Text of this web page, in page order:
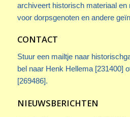
archiveert historisch materiaal en
voor dorpsgenoten en andere
CONTACT
Stuur een mailtje naar
bel naar Henk Hellema [231400]
[269486].
NIEUWSBERICHTEN